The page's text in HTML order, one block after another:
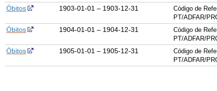
Óbitos 1903-01-01 – 1903-12-31
Código de
PT/ADFAR/
Óbitos 1904-01-01 – 1904-12-31
Código de
PT/ADFAR/
Óbitos 1905-01-01 – 1905-12-31
Código de
PT/ADFAR/